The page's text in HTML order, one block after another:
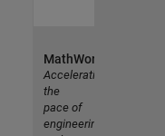
MathWorks
Accelerating
the
pace of
engineering